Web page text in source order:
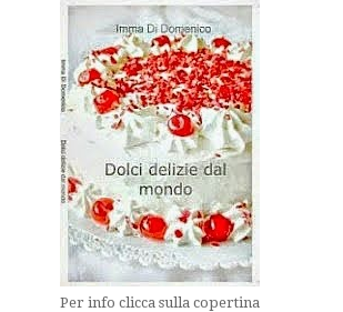
Per info clicca sulla copertina